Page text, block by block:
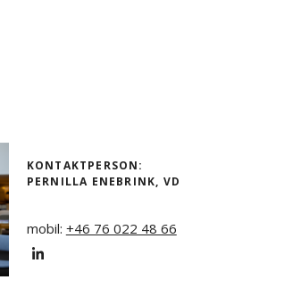
KONTAKTPERSON:
PERNILLA ENEBRINK, VD
mobil: +46 76 022 48 66